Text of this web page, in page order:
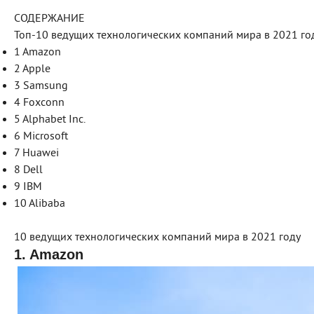
СОДЕРЖАНИЕ
Топ-10 ведущих технологических компаний мира в 2021
1 Amazon
2 Apple
3 Samsung
4 Foxconn
5 Alphabet Inc.
6 Microsoft
7 Huawei
8 Dell
9 IBM
10 Alibaba
10 ведущих технологических компаний мира в 2021 году
1. Amazon